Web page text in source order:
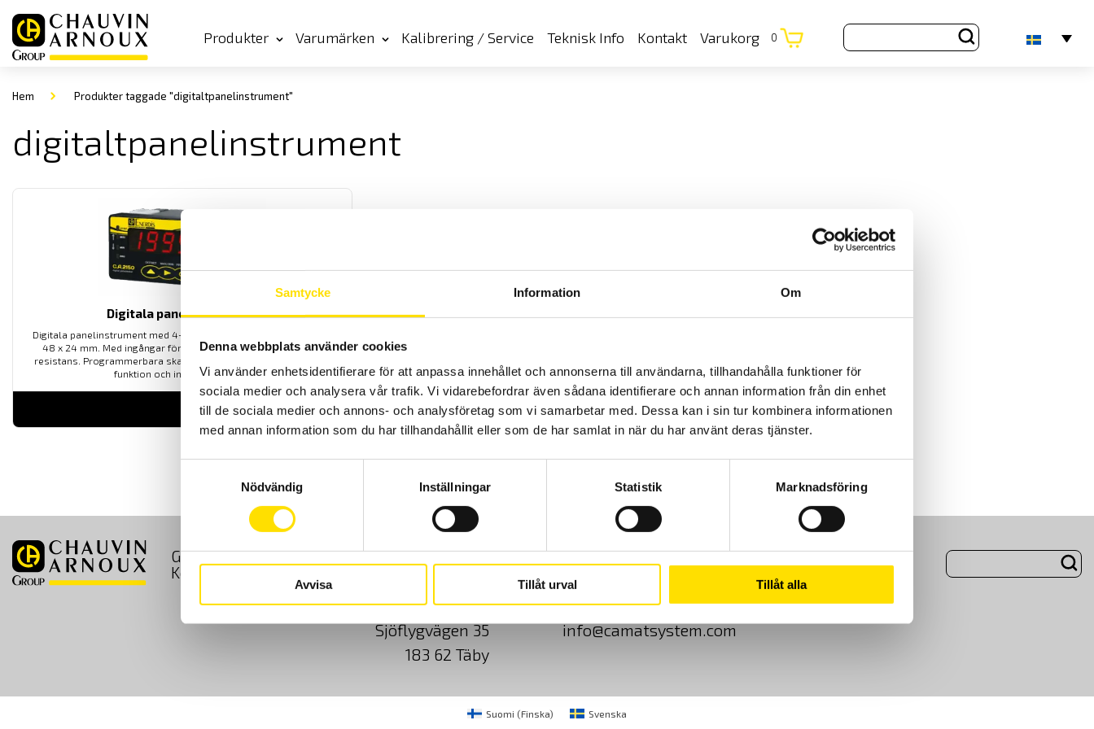
Samtycke Information Om
Denna webbplats använder cookies
Vi använder enhetsidentifierare för att anpassa innehållet och annonserna till användarna, tillhandahålla funktioner för
sociala medier och analysera vår trafik. Vi vidarebefordrar även sådana identifierare och annan information från din enhet
till de sociala medier och annons- och analysföretag som vi samarbetar med. Dessa kan i sin tur kombinera informationen
med annan information som du har tillhandahållit eller som de har samlat in när du har använt deras tjänster.
Nödvändig
Inställningar Statistik Marknadsföring
Avvisa Tillåt urval Tillåt alla
Produkter Varumärken Kalibrering / Service Teknisk Info Kontakt Varukorg 0
Hem Produkter taggade "digitaltpanelinstrument"
digitaltpanelinstrument
Digitala panelinstrument
Digitala panelinstrument med 4- eller 5- siffror i DIN storlek från
48 x 24 mm. Med ingångar för V, mA, TRMS AC, Hz, PT100 och
resistans. Programmerbara skalor och modeller med max- min
funktion och inställbara larm.
LÄS MER
GDPR Köpvillkor Cookies Klagomål Kundundersökning
Om Oss
Kontakt
CA Mätsystem AB
Sjöflygvägen 35
183 62 Täby
08-50 52 68 00
info@camatsystem.com
Suomi (Finska) Svenska